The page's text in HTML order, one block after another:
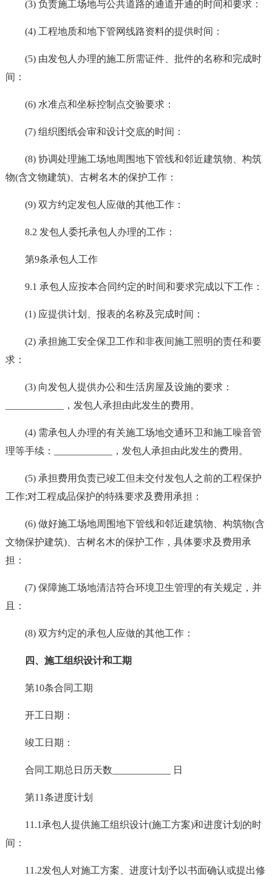
(3) 负责施工场地与公共道路的通道开通的时间和要求：
(4) 工程地质和地下管网线路资料的提供时间：
(5) 由发包人办理的施工所需证件、批件的名称和完成时
间：
(6) 水准点和坐标控制点交验要求：
(7) 组织图纸会审和设计交底的时间：
(8) 协调处理施工场地周围地下管线和邻近建筑物、构筑
物(含文物建筑)、古树名木的保护工作：
(9) 双方约定发包人应做的其他工作：
8.2 发包人委托承包人办理的工作：
第9条承包人工作
9.1 承包人应按本合同约定的时间和要求完成以下工作：
(1) 应提供计划、报表的名称及完成时间：
(2) 承担施工安全保卫工作和非夜间施工照明的责任和要
求：
(3) 向发包人提供办公和生活房屋及设施的要求：
____________，发包人承担由此发生的费用。
(4) 需承包人办理的有关施工场地交通环卫和施工噪音管
理等手续：____________，发包人承担由此发生的费用。
(5) 承担费用负责已竣工但未交付发包人之前的工程保护
工作;对工程成品保护的特殊要求及费用承担：
(6) 做好施工场地周围地下管线和邻近建筑物、构筑物(含
文物保护建筑)、古树名木的保护工作，具体要求及费用承
担：
(7) 保障施工场地清洁符合环境卫生管理的有关规定，并
且：
(8) 双方约定的承包人应做的其他工作：
四、施工组织设计和工期
第10条合同工期
开工日期：
竣工日期：
合同工期总日历天数____________ 日
第11条进度计划
11.1承包人提供施工组织设计(施工方案)和进度计划的时
间：
11.2发包人对施工方案、进度计划予以书面确认或提出修